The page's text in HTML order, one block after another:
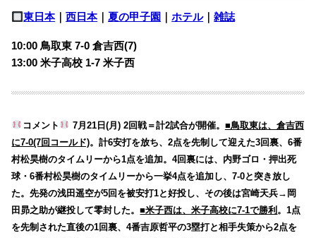
東日本｜西日本｜夏の甲子園 ｜ホテル｜雑誌
10:00 鳥取東 7-0 倉吉西(7)
13:00 米子高校 1-7 米子西
コメント 7月21日(月) 2回戦＝計2試合が開催。 ■鳥取東は、倉吉西
に7-0(7回コールド)。計6安打を放ち、2点を先制して迎えた3回裏、6番
村松昊樹のタイムリーから1点を追加。4回裏には、内野ゴロ・押出死
球・6番村松昊樹のタイムリーから一挙4点を追加し、7-0と突き放し
た。先発の浅田遥空が5回を被安打1と好投し、その後は宮崎天兵→岡
田昴之助が継投して零封した。■米子西は、米子高校に7-1で勝利 。1点
を先制された直後の1回裏、4番吉原哲平の3塁打と相手失策から2点を